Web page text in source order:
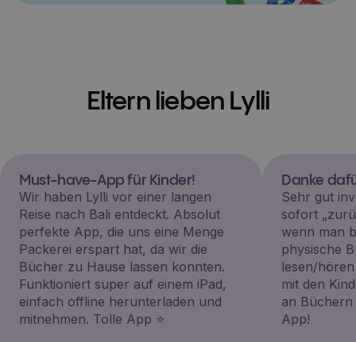
Eltern lieben Lylli
Must-have-App für Kinder!
Wir haben Lylli vor einer langen
Reise nach Bali entdeckt. Absolut
perfekte App, die uns eine Menge
Packerei erspart hat, da wir die
Bücher zu Hause lassen konnten.
Funktioniert super auf einem iPad,
einfach offline herunterladen und
mitnehmen. Tolle App ⭐️
Danke
Sehr gut
sofort
wenn man
physische
lesen/
mit den
an Büchern
App!